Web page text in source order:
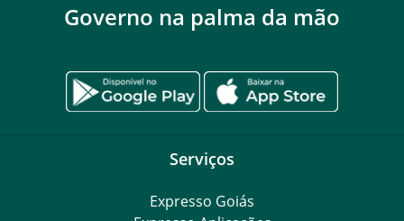
Governo na palma da mão
Serviços
Expresso Goiás